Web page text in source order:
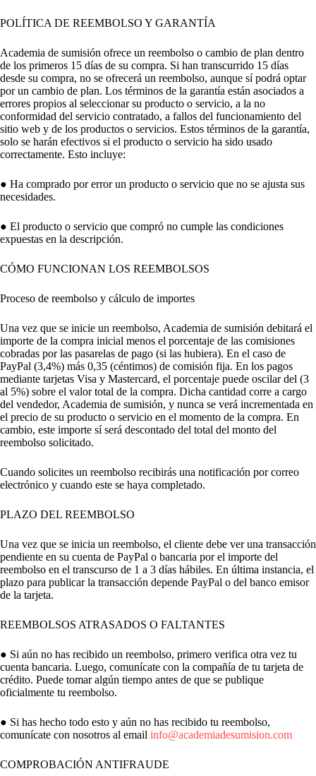
POLÍTICA DE REEMBOLSO Y GARANTÍA
Academia de sumisión ofrece un reembolso o cambio de plan dentro
de los primeros 15 días de su compra. Si han transcurrido 15 días
desde su compra, no se ofrecerá un reembolso, aunque sí podrá optar
por un cambio de plan. Los términos de la garantía están asociados a
errores propios al seleccionar su producto o servicio, a la no
conformidad del servicio contratado, a fallos del funcionamiento del
sitio web y de los productos o servicios. Estos términos de la garantía,
solo se harán efectivos si el producto o servicio ha sido usado
correctamente. Esto incluye:
● Ha comprado por error un producto o servicio que no se ajusta sus
necesidades.
● El producto o servicio que compró no cumple las condiciones
expuestas en la descripción.
CÓMO FUNCIONAN LOS REEMBOLSOS
Proceso de reembolso y cálculo de importes
Una vez que se inicie un reembolso, Academia de sumisión debitará el
importe de la compra inicial menos el porcentaje de las comisiones
cobradas por las pasarelas de pago (si las hubiera). En el caso de
PayPal (3,4%) más 0,35 (céntimos) de comisión fija. En los pagos
mediante tarjetas Visa y Mastercard, el porcentaje puede oscilar del (3
al 5%) sobre el valor total de la compra. Dicha cantidad corre a cargo
del vendedor, Academia de sumisión, y nunca se verá incrementada en
el precio de su producto o servicio en el momento de la compra. En
cambio, este importe sí será descontado del total del monto del
reembolso solicitado.
Cuando solicites un reembolso recibirás una notificación por correo
electrónico y cuando este se haya completado.
PLAZO DEL REEMBOLSO
Una vez que se inicia un reembolso, el cliente debe ver una transacción
pendiente en su cuenta de PayPal o bancaria por el importe del
reembolso en el transcurso de 1 a 3 días hábiles. En última instancia, el
plazo para publicar la transacción depende PayPal o del banco emisor
de la tarjeta.
REEMBOLSOS ATRASADOS O FALTANTES
● Si aún no has recibido un reembolso, primero verifica otra vez tu
cuenta bancaria. Luego, comunícate con la compañía de tu tarjeta de
crédito. Puede tomar algún tiempo antes de que se publique
oficialmente tu reembolso.
● Si has hecho todo esto y aún no has recibido tu reembolso,
comunícate con nosotros al email info@academiadesumision.com
COMPROBACIÓN ANTIFRAUDE